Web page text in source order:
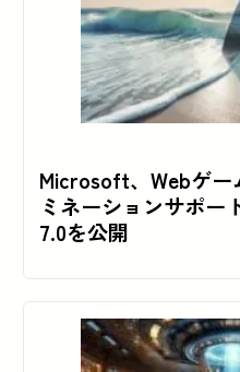
Microsoft、Webゲ
ミネーションサポー
7.0を公開